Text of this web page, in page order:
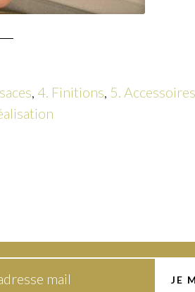
, 4. Finitions, 5. Accessoires